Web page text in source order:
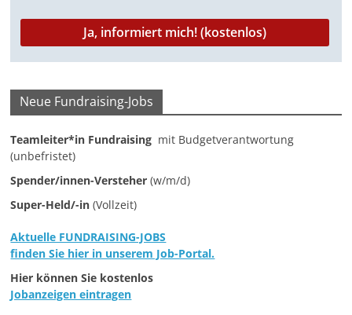
Neue Fundraising-Jobs
Teamleiter*in Fundraising mit Budgetverantwortung
(unbefristet)
Spender/innen-Versteher (w/m/d)
Super-Held/-in (Vollzeit)
Aktuelle FUNDRAISING-JOBS
finden Sie hier in unserem Job-Portal.
Hier können Sie kostenlos
Jobanzeigen eintragen